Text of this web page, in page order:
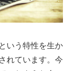
いう特性を生か
れています。今